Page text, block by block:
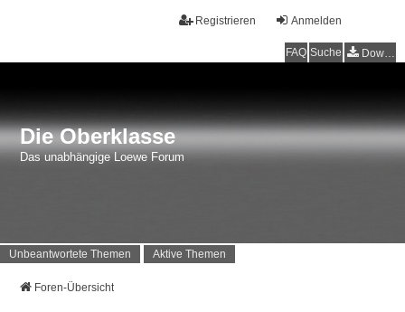
Anmelden
Registrieren
FAQ Suche Downloads
Die Oberklasse
Das unabhängige Loewe Forum
Unbeantwortete Themen Aktive Themen
Foren-Übersicht